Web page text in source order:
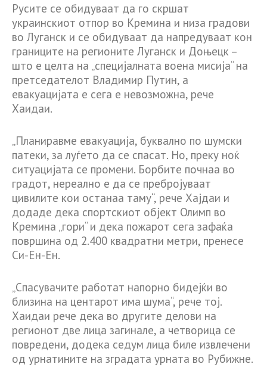
Русите се обидуваат да го скршат
украинскиот отпор во Кремина и низа градови
во Луганск и се обидуваат да напредуваат кон
границите на регионите Луганск и Доњецк –
што е целта на „специјалната воена мисија“ на
претседателот Владимир Путин, а
евакуацијата е сега е невозможна, рече
Хаидаи.
„Планиравме евакуација, буквално по шумски
патеки, за луѓето да се спасат. Но, преку ноќ
ситуацијата се промени. Борбите почнаа во
градот, нереално е да се пребројуваат
цивилите кои останаа таму“, рече Хајдаи и
додаде дека спортскиот објект Олимп во
Кремина „гори“ и дека пожарот сега зафаќа
површина од 2.400 квадратни метри, пренесе
Си-Ен-Ен.
„Спасувачите работат напорно бидејќи во
близина на центарот има шума“, рече тој.
Хаидаи рече дека во другите делови на
регионот две лица загинале, а четворица се
повредени, додека седум лица биле извлечени
од урнатините на зградата урната во Рубижне.